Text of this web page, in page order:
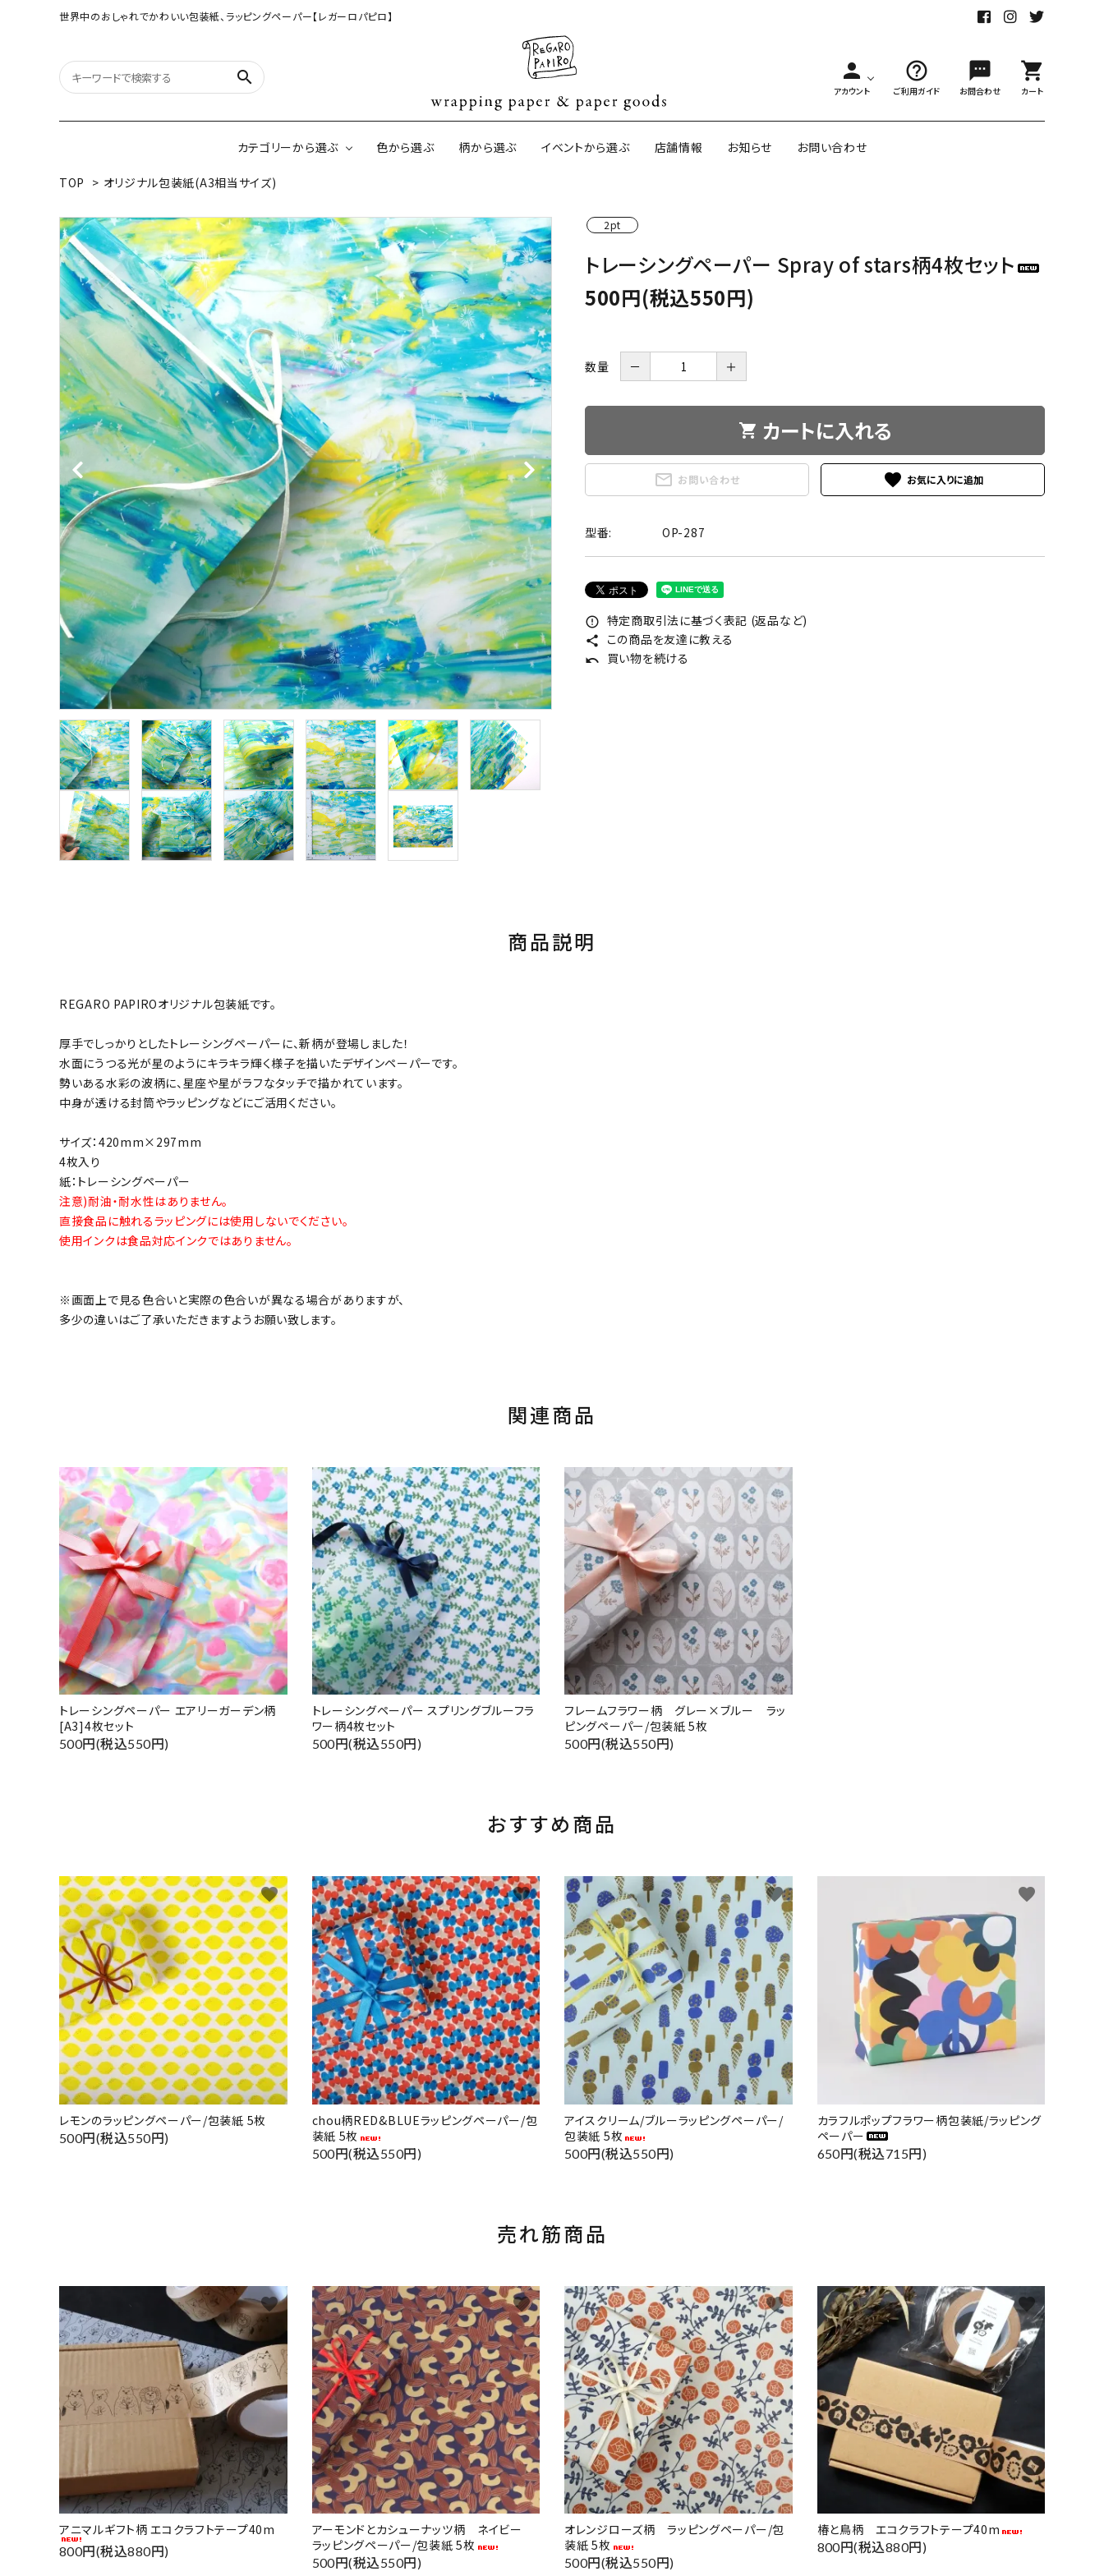
世界中のおしゃれでかわいい包装紙、ラッピングペーパー【レガーロパピロ】
search person
アカウント
help_outline
ご利用ガイド
sms
お問合わせ
shopping_cart
カート
カテゴリーから選ぶ
オリジナル包装紙
（A3相当サイズ）
【大判サイズ】オリジナル包装紙 和紙の包装紙(CAGWA paper)
サイズオーダー受注生産
ネパールの手漉き包装紙
インドのハンドプリントコットン
ペーパー
イギリスのモダン包装紙 イギリスの両面包装紙
ボタニカルダブルサイド包装紙 韓国のデザインペーパー 日本のペーパーブランド
色から選ぶ 柄から選ぶ イベントから選ぶ 店舗情報 お知らせ お問い合わせ
TOP > オリジナル包装紙(A3相当サイズ)
2pt
トレーシングペーパー Spray of stars柄4枚セット
500円(税込550円)
数量 － ＋
shopping_cart カートに入れる
mail_outline お問い合わせ favorite
型番: OP-287
error_outline 特定商取引法に基づく表記 (返品など)
share この商品を友達に教える
undo 買い物を続ける
商品説明
REGARO PAPIROオリジナル包装紙です。
厚手でしっかりとしたトレーシングペーパーに、新柄が登場しました！
水面にうつる光が星のようにキラキラ輝く様子を描いたデザインペーパーです。
勢いある水彩の波柄に、星座や星がラフなタッチで描かれています。
中身が透ける封筒やラッピングなどにご活用ください。
サイズ：420mm×297mm
4枚入り
紙：トレーシングペーパー
注意)耐油・耐水性はありません。
直接食品に触れるラッピングには使用しないでください。
使用インクは食品対応インクではありません。
※画面上で見る色合いと実際の色合いが異なる場合がありますが、
多少の違いはご了承いただきますようお願い致します。
関連商品
トレーシングペーパー エアリーガーデン柄
[A3]4枚セット
500円(税込550円)
トレーシングペーパー スプリングブルーフラ
ワー柄4枚セット
500円(税込550円)
フレームフラワー柄 グレー×ブルー ラッ
ピングペーパー/包装紙 5枚
500円(税込550円)
おすすめ商品
レモンのラッピングペーパー/包装紙 5枚
500円(税込550円)
favorite
chou柄RED&BLUEラッピングペーパー/包
装紙 5枚
500円(税込550円)
favorite
アイスクリーム/ブルーラッピングペーパー/
包装紙 5枚
500円(税込550円)
favorite
カラフルポップフラワー柄包装紙/ラッピング
ペーパー
650円(税込715円)
favorite
売れ筋商品
アニマルギフト柄 エコクラフトテープ40m
800円(税込880円)
favorite
アーモンドとカシューナッツ柄 ネイビー
ラッピングペーパー/包装紙 5枚
500円(税込550円)
favorite
オレンジローズ柄 ラッピングペーパー/包
装紙 5枚
500円(税込550円)
favorite
椿と鳥柄 エコクラフトテープ40m
800円(税込880円)
favorite